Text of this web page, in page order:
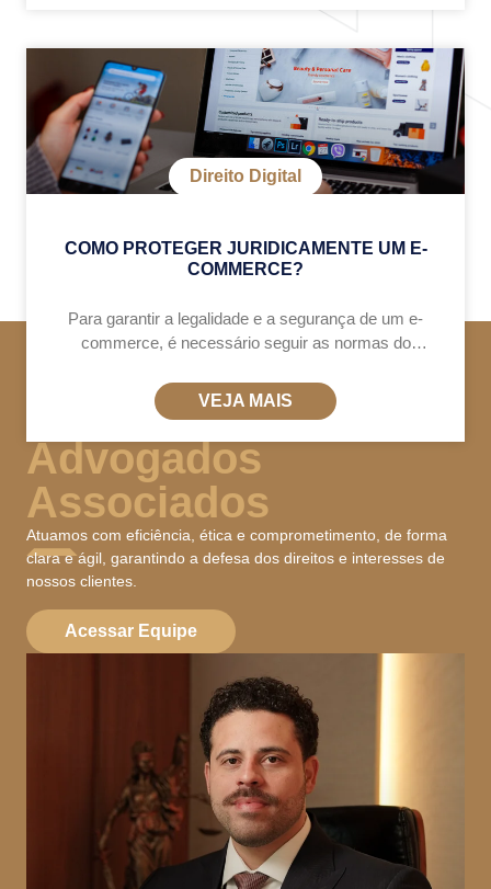
Direito Digital
COMO PROTEGER JURIDICAMENTE UM E-
COMMERCE?
Para garantir a legalidade e a segurança de um e-
commerce, é necessário seguir as normas do
LGPD. Isso evita problemas com clientes
VEJA MAIS
Advogados
Associados
Atuamos com eficiência, ética e comprometimento, de forma
clara e ágil, garantindo a defesa dos direitos e interesses de
nossos clientes.
Acessar Equipe